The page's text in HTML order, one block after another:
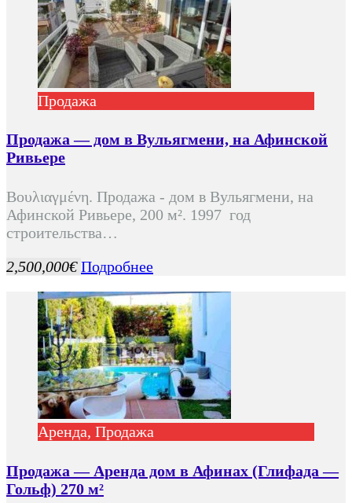
Продажа
Продажа — дом в Вульягмени, на Афинской
Ривьере
Βουλιαγμένη. Продажа - дом в Вульягмени, на
Афинской Ривьере, 200 м². 1997 год
строительства…
2,500,000€Подробнее
Аренда, Продажа
Продажа — Аренда дом в Афинах (Глифада —
Гольф) 270 м²